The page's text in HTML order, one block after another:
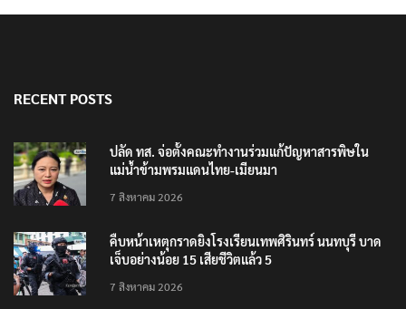
RECENT POSTS
ปลัด ทส. จ่อตั้งคณะทำงานร่วมแก้ปัญหาสารพิษใน
แม่น้ำข้ามพรมแดนไทย-เมียนมา
7 สิงหาคม 2026
คืบหน้าเหตุกราดยิงโรงเรียนเทพศิรินทร์ นนทบุรี บาด
เจ็บอย่างน้อย 15 เสียชีวิตแล้ว 5
7 สิงหาคม 2026